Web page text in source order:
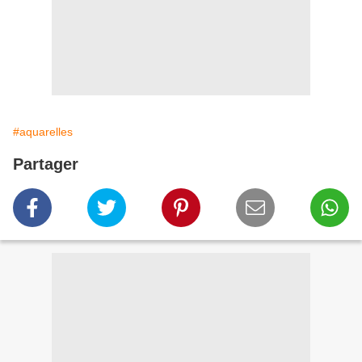
#aquarelles
Partager